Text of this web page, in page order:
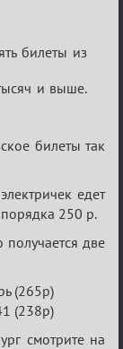
билеты из
и выше.
билеты так
едет
250 р.
получается две
(265р)
(238р)
смотрите на